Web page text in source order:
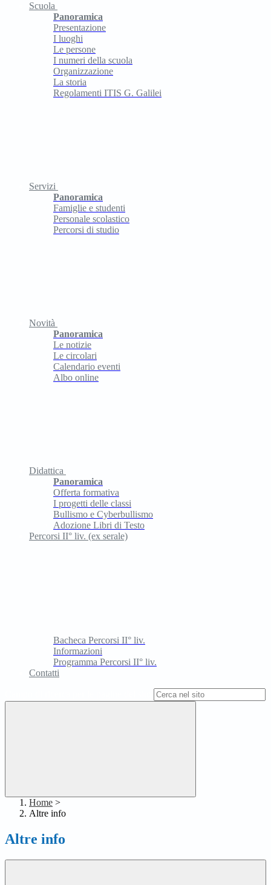
Scuola
Panoramica
Presentazione
I luoghi
Le persone
I numeri della scuola
Organizzazione
La storia
Regolamenti ITIS G. Galilei
Servizi
Panoramica
Famiglie e studenti
Personale scolastico
Percorsi di studio
Novità
Panoramica
Le notizie
Le circolari
Calendario eventi
Albo online
Didattica
Panoramica
Offerta formativa
I progetti delle classi
Bullismo e Cyberbullismo
Adozione Libri di Testo
Percorsi II° liv. (ex serale)
Bacheca Percorsi II° liv.
Informazioni
Programma Percorsi II° liv.
Contatti
Home >
Altre info
Altre info